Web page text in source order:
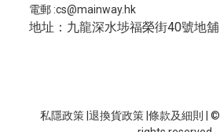
電郵 :cs@mainway.hk
地址：九龍深水埗福榮街40號地舖
私隱政策 退換貨政策 條款及細則 | ©